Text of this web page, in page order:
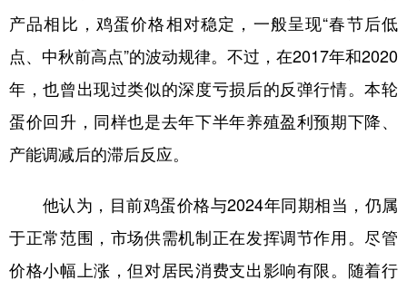
陕西 甘肃 宁夏
新疆 内蒙古 黑龙江
多语种频道
English Español
Русский язык 日本語 한국어
Deutsch Português
产品相比，鸡蛋价格相对稳定，一般呈现“春节后低
点、中秋前高点”的波动规律。不过，在2017年和2020
年，也曾出现过类似的深度亏损后的反弹行情。本轮
蛋价回升，同样也是去年下半年养殖盈利预期下降、
产能调减后的滞后反应。
他认为，目前鸡蛋价格与2024年同期相当，仍属
于正常范围，市场供需机制正在发挥调节作用。尽管
价格小幅上涨，但对居民消费支出影响有限。随着行